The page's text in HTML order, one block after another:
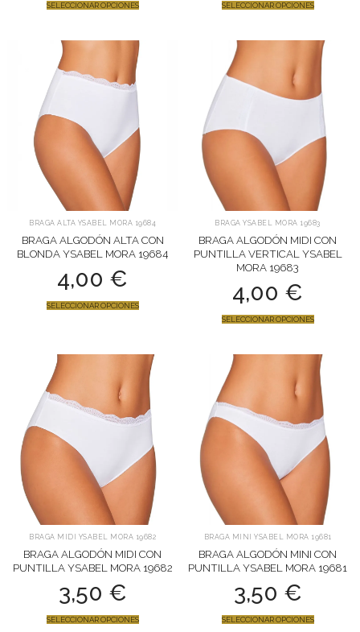
SELECCIONAR OPCIONES SELECCIONAR OPCIONES
BRAGA ALTA YSABEL MORA 19684
BRAGA ALGODÓN ALTA CON
BLONDA YSABEL MORA 19684
4,00 €
SELECCIONAR OPCIONES
BRAGA YSABEL MORA 19683
BRAGA ALGODÓN MIDI CON
PUNTILLA VERTICAL YSABEL
MORA 19683
4,00 €
SELECCIONAR OPCIONES
BRAGA MIDI YSABEL MORA 19682
BRAGA ALGODÓN MIDI CON
PUNTILLA YSABEL MORA 19682
3,50 €
SELECCIONAR OPCIONES
BRAGA MINI YSABEL MORA 19681
BRAGA ALGODÓN MINI CON
PUNTILLA YSABEL MORA 19681
3,50 €
SELECCIONAR OPCIONES